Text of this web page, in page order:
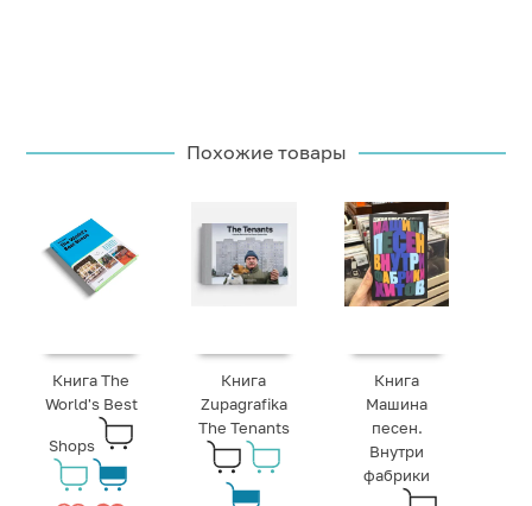
Похожие товары
Книга The
World's Best
Shops
Книга
Zupagrafika
The Tenants
Книга
Машина
песен.
Внутри
фабрики